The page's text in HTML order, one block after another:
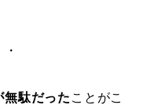
無駄だった ことがこ